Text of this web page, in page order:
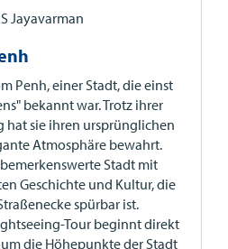
Jayavarman
Penh, einer Stadt, die einst
bekannt war. Trotz ihrer
hat sie ihren ursprünglichen
Atmosphäre bewahrt.
Stadt mit
Geschichte und Kultur, die
spürbar ist.
Tour beginnt direkt
die Höhepunkte der Stadt